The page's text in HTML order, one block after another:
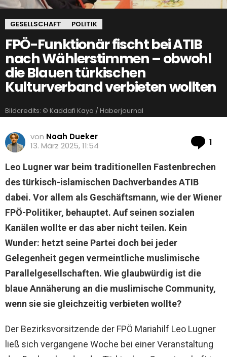
GESELLSCHAFT POLITIK
FPÖ-Funktionär fischt bei ATIB
nach Wählerstimmen – obwohl
die Blauen türkischen
Kulturverband verbieten wollten
Bildcredits: © Kaddafi Kaya / Haberjournal
von Noah Dueker
13. März 2025, 11:54
1
Leo Lugner war beim traditionellen Fastenbrechen
des türkisch-islamischen Dachverbandes ATIB
dabei. Vor allem als Geschäftsmann, wie der Wiener
FPÖ-Politiker, behauptet. Auf seinen sozialen
Kanälen wollte er das aber nicht teilen. Kein
Wunder: hetzt seine Partei doch bei jeder
Gelegenheit gegen vermeintliche muslimische
Parallelgesellschaften. Wie glaubwürdig ist die
blaue Annäherung an die muslimische Community,
wenn sie sie gleichzeitig verbieten wollte?
Der Bezirksvorsitzende der FPÖ Mariahilf Leo Lugner
ließ sich vergangene Woche bei einer Veranstaltung